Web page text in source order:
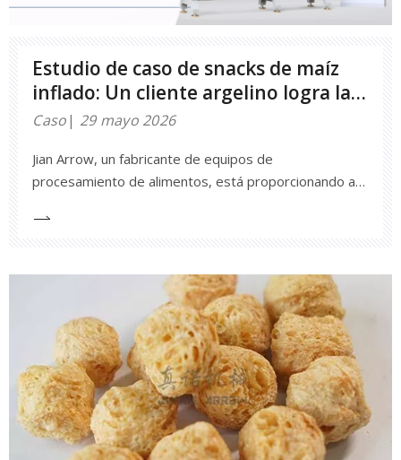
Estudio de caso de snacks de maíz
inflado: Un cliente argelino logra la
producción de snacks utilizando
SLT
Caso 29 mayo 2026
Jian Arrow, un fabricante de equipos de
procesamiento de alimentos, está proporcionando a
producción estable, altamente eficiente y de baja